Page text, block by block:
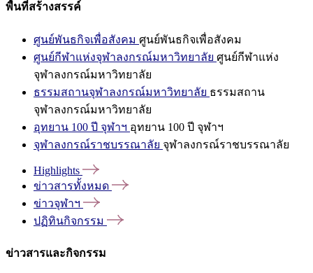
พื้นที่สร้างสรรค์
ศูนย์พันธกิจเพื่อสังคม ศูนย์พันธกิจเพื่อสังคม
ศูนย์กีฬาแห่งจุฬาลงกรณ์มหาวิทยาลัย ศูนย์กีฬาแห่ง
จุฬาลงกรณ์มหาวิทยาลัย
ธรรมสถานจุฬาลงกรณ์มหาวิทยาลัย ธรรมสถาน
จุฬาลงกรณ์มหาวิทยาลัย
อุทยาน 100 ปี จุฬาฯ อุทยาน 100 ปี จุฬาฯ
จุฬาลงกรณ์ราชบรรณาลัย จุฬาลงกรณ์ราชบรรณาลัย
Highlights
ข่าวสารทั้งหมด
ข่าวจุฬาฯ
ปฏิทินกิจกรรม
ข่าวสารและกิจกรรม